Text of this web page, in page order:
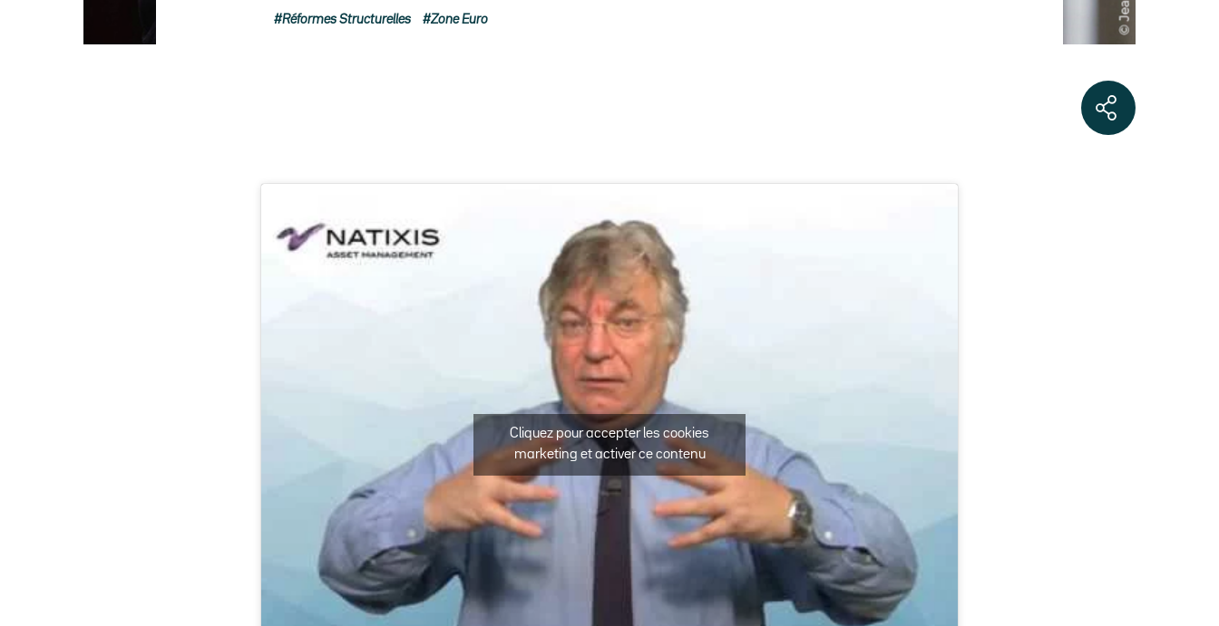
Réformes Structurelles Zone Euro
Cliquez pour accepter les cookies
marketing et activer ce contenu